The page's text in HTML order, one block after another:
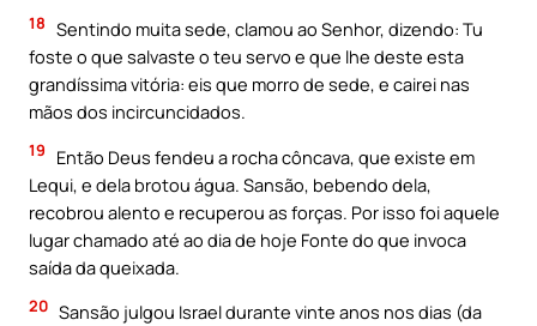
18 Sentindo muita sede, clamou ao Senhor, dizendo: Tu
foste o que salvaste o teu servo e que lhe deste esta
grandíssima vitória: eis que morro de sede, e cairei nas
mãos dos incircuncidados.
19
Então Deus fendeu a rocha côncava, que existe em
Lequi, e dela brotou água. Sansão, bebendo dela,
recobrou alento e recuperou as forças. Por isso foi aquele
lugar chamado até ao dia de hoje Fonte do que invoca
saída da queixada.
20 Sansão julgou Israel durante vinte anos nos dias (da